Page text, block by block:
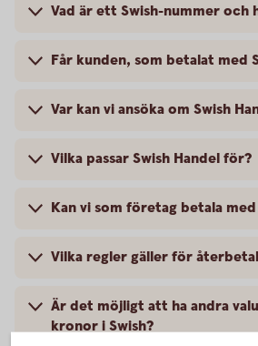
Vad är ett Swish-nummer och
Får kunden, som betalat med
Var kan vi ansöka om Swish
Vilka passar Swish Handel för?
Kan vi som företag betala med
Vilka regler gäller för
Är det möjligt att ha andra
kronor i Swish?